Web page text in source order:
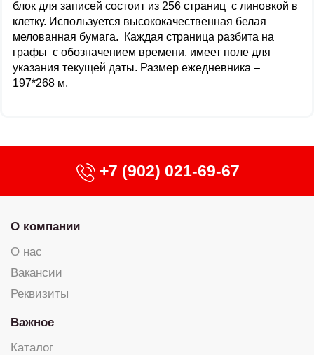
блок для записей состоит из 256 страниц с линовкой в
клетку. Используется высококачественная белая
мелованная бумага. Каждая страница разбита на
графы с обозначением времени, имеет поле для
указания текущей даты. Размер ежедневника –
197*268 м.
+7 (902) 021-69-67
О компании
О нас
Вакансии
Реквизиты
Важное
Каталог